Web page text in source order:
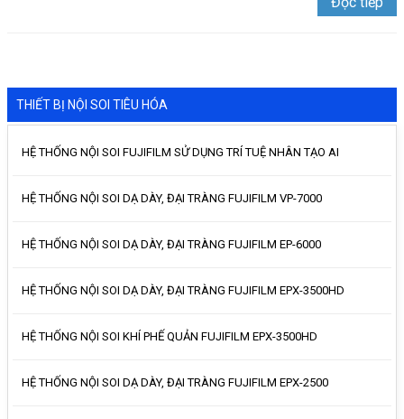
THIẾT BỊ NỘI SOI TIÊU HÓA
HỆ THỐNG NỘI SOI FUJIFILM SỬ DỤNG TRÍ TUỆ NHÂN TẠO AI
HỆ THỐNG NỘI SOI DẠ DÀY, ĐẠI TRÀNG FUJIFILM VP-7000
HỆ THỐNG NỘI SOI DẠ DÀY, ĐẠI TRÀNG FUJIFILM EP-6000
HỆ THỐNG NỘI SOI DẠ DÀY, ĐẠI TRÀNG FUJIFILM EPX-3500HD
HỆ THỐNG NỘI SOI KHÍ PHẾ QUẢN FUJIFILM EPX-3500HD
HỆ THỐNG NỘI SOI DẠ DÀY, ĐẠI TRÀNG FUJIFILM EPX-2500